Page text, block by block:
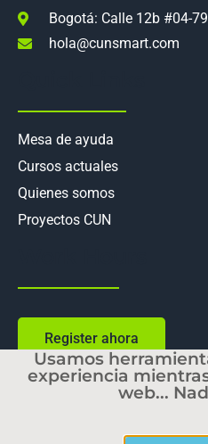
Bogotá: Calle 12b #04-79
hola@cunsmart.com
Mesa de ayuda
Cursos actuales
Quienes somos
Proyectos CUN
Register ahora
Usamos
experiencia
web...